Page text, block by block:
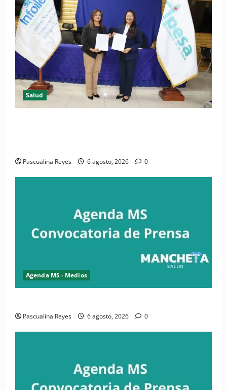
Salud
Pascualina Reyes 6 agosto, 2026 0
Agenda MS - Medios
Pascualina Reyes 6 agosto, 2026 0